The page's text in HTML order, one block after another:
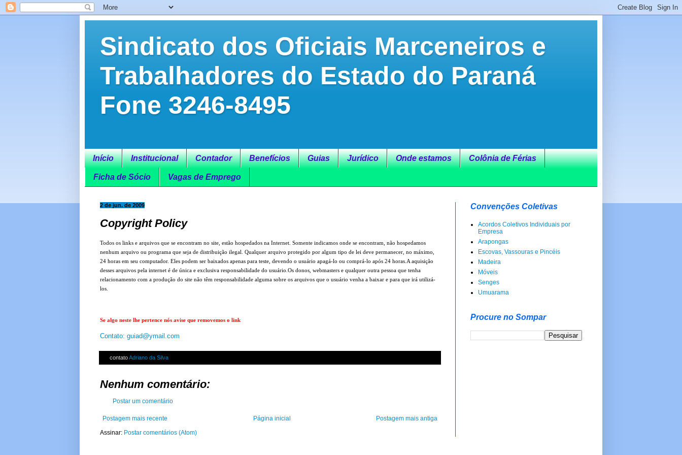
Sindicato dos Oficiais Marceneiros e
Trabalhadores do Estado do Paraná
Fone 3246-8495
Início Institucional Contador Benefícios Guias Jurídico Onde estamos Colônia de Férias
Ficha de Sócio Vagas de Emprego
2 de jun. de 2009
Copyright Policy
Todos os links e arquivos que se encontram no site, estão hospedados na Internet. Somente indicamos onde se encontram, não hospedamos
nenhum arquivo ou programa que seja de distribuição ilegal. Qualquer arquivo protegido por algum tipo de lei deve permanecer, no máximo,
24 horas em seu computador. Eles podem ser baixados apenas para teste, devendo o usuário apagá-lo ou comprá-lo após 24 horas.A aquisição
desses arquivos pela internet é de única e exclusiva responsabilidade do usuário.Os donos, webmasters e qualquer outra pessoa que tenha
relacionamento com a produção do site não têm responsabilidade alguma sobre os arquivos que o usuário venha a baixar e para que irá utilizá-
los.
Se algo neste lhe pertence nós avise que removemos o link
Contato: guiad@ymail.com
contatoAdriano da Silva
Nenhum comentário:
Postar um comentário
Postagem mais recente Postagem mais antiga
Página inicial
Assinar: Postar comentários (Atom)
Convenções Coletivas
Acordos Coletivos Individuais por
Empresa
Arapongas
Escovas, Vassouras e Pincéis
Madeira
Móveis
Senges
Umuarama
Procure no Sompar